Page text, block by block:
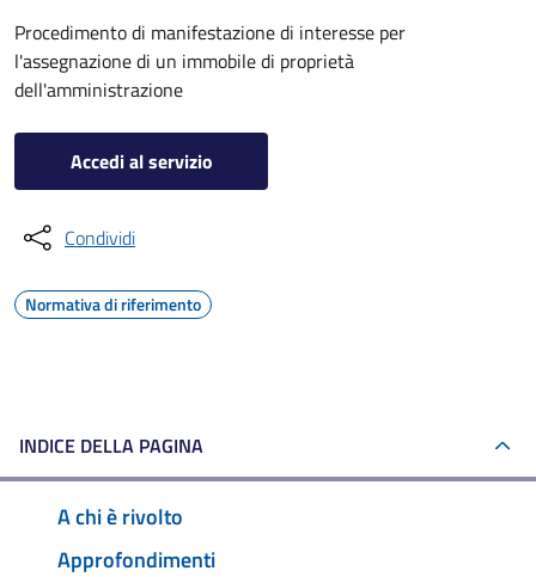
Procedimento di manifestazione di interesse per
l'assegnazione di un immobile di proprietà
dell'amministrazione
Accedi al servizio
Condividi
Normativa di riferimento
INDICE DELLA PAGINA
A chi è rivolto
Approfondimenti